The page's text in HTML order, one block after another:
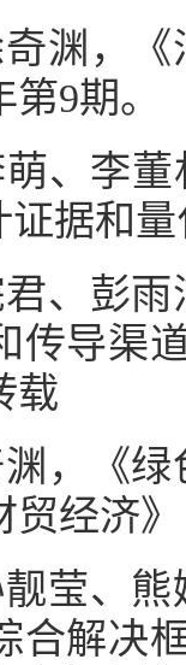
渊，
9期。
、李
证据和
、彭
传导渠
载
，《
贸经济
莹、
合解决